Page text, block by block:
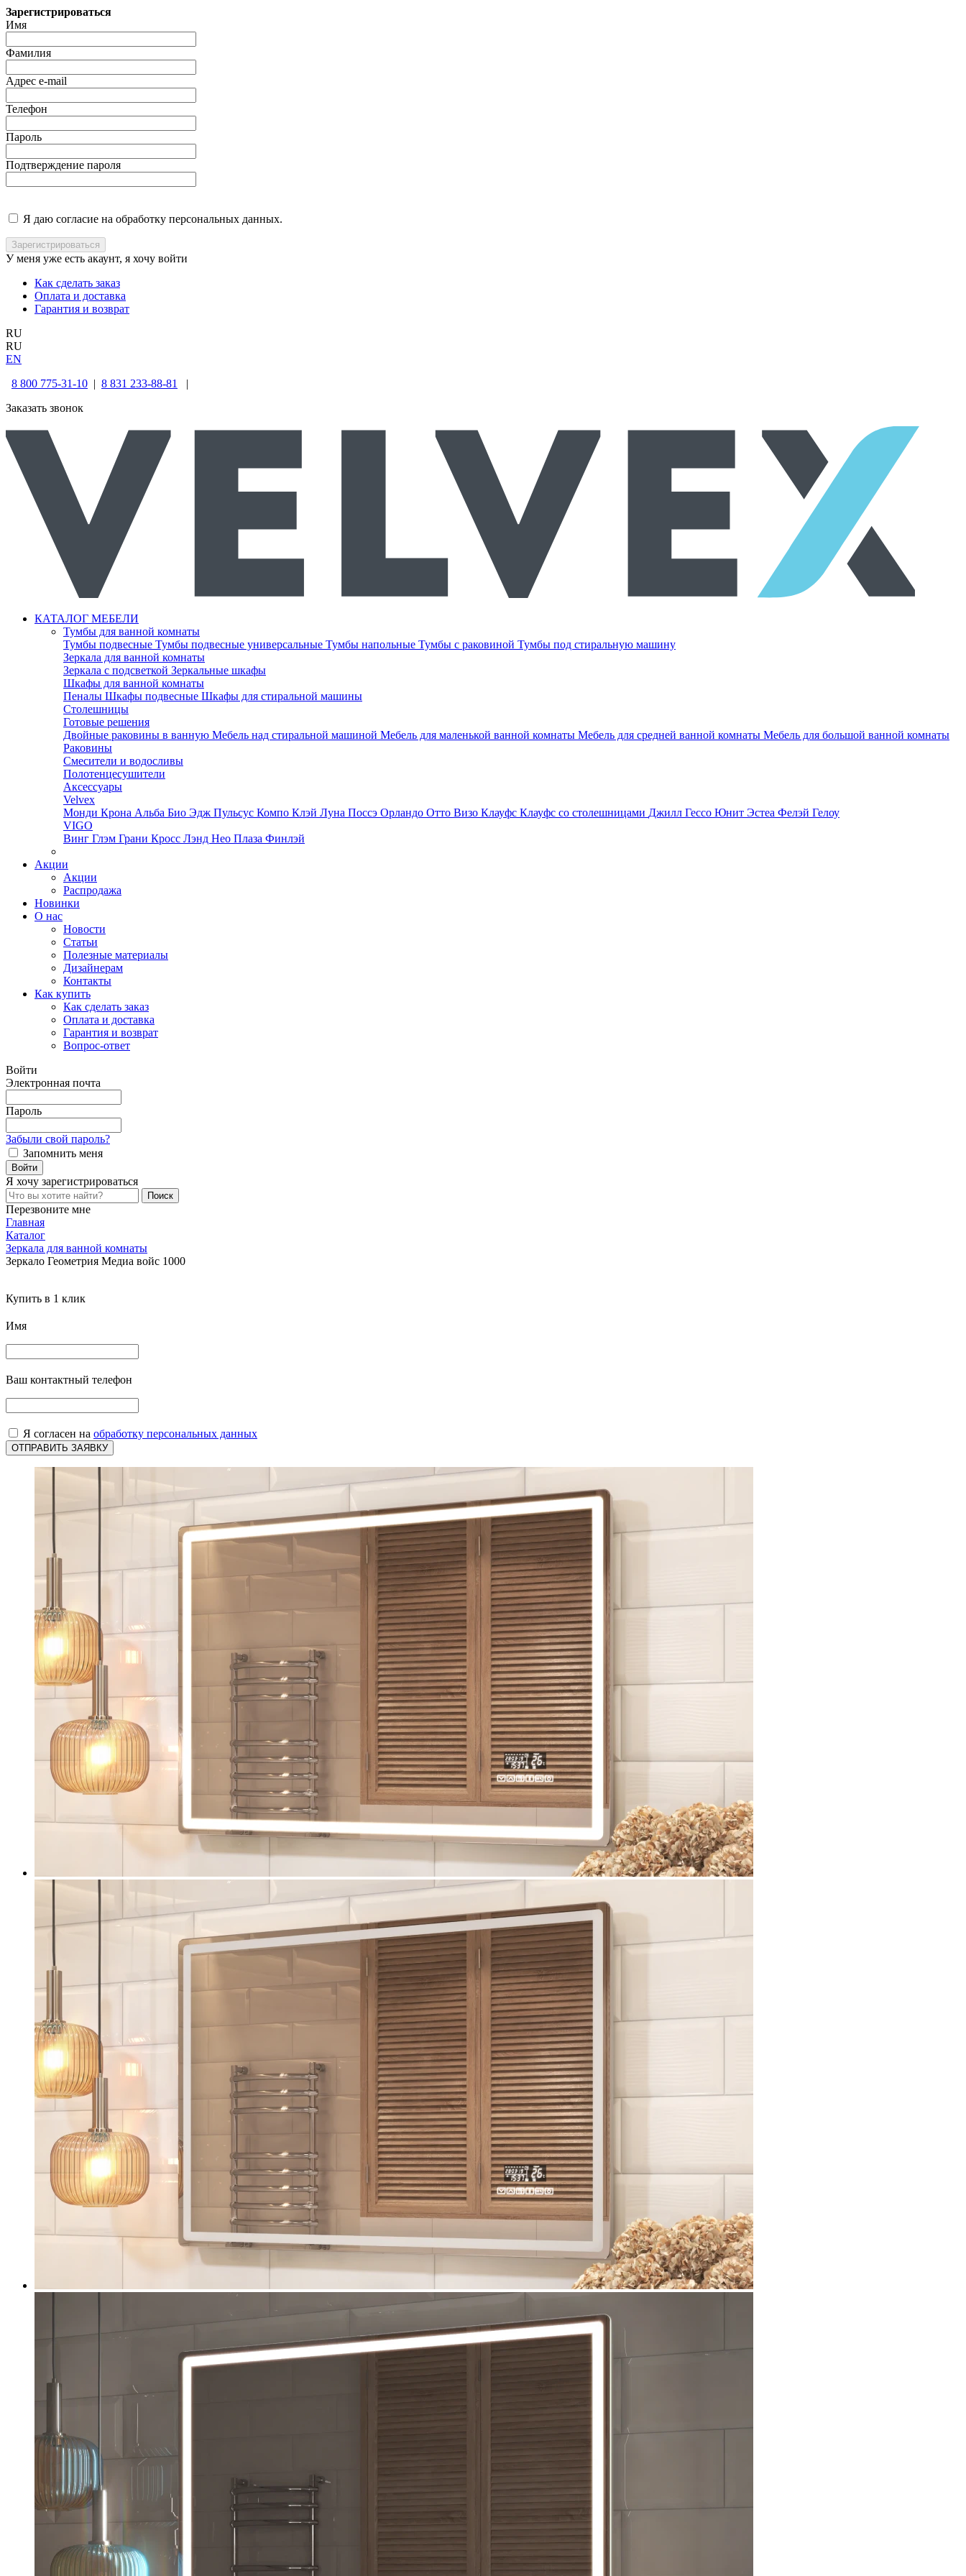
Зарегистрироваться
Имя
Фамилия
Адрес e-mail
Телефон
Пароль
Подтверждение пароля
Я даю согласие на обработку персональных данных.
У меня уже есть акаунт, я хочу войти
Как сделать заказ
Оплата и доставка
Гарантия и возврат
RU
RU
EN
8 800 775-31-10 | 8 831 233-88-81
|
Заказать звонок
КАТАЛОГ МЕБЕЛИ
Тумбы для ванной комнаты
Тумбы подвесные Тумбы подвесные универсальные Тумбы напольные Тумбы с раковиной Тумбы под стиральную машину
Зеркала для ванной комнаты
Зеркала с подсветкой Зеркальные шкафы
Шкафы для ванной комнаты
Пеналы Шкафы подвесные Шкафы для стиральной машины
Столешницы
Готовые решения
Двойные раковины в ванную Мебель над стиральной машиной Мебель для маленькой ванной комнаты Мебель для средней ванной комнаты Мебель для большой ванной комнаты
Раковины
Смесители и водосливы
Полотенцесушители
Аксессуары
Velvex
Монди Крона Альба Био Эдж Пульсус Компо Клэй Луна Поссэ Орландо Отто Визо Клауфс Клауфс со столешницами Джилл Гессо Юнит Эстеа Фелэй Гелоу
VIGO
Винг Глэм Грани Кросс Лэнд Нео Плаза Финлэй
Акции
Акции
Распродажа
Новинки
О нас
Новости
Статьи
Полезные материалы
Дизайнерам
Контакты
Как купить
Как сделать заказ
Оплата и доставка
Гарантия и возврат
Вопрос-ответ
Войти
Электронная почта
Пароль
Забыли свой пароль?
Запомнить меня
Я хочу зарегистрироваться
Перезвоните мне
Главная
Каталог
Зеркала для ванной комнаты
Зеркало Геометрия Медиа войс 1000
Купить в 1 клик
Имя
Ваш контактный телефон
Я согласен на обработку персональных данных